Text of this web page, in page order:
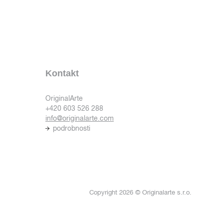
Kontakt
OriginalArte
+420 603 526 288
info@originalarte.com
podrobnosti
Copyright 2026 © Originalarte s.r.o.